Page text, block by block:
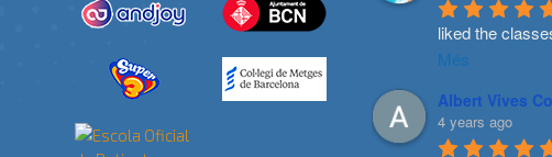
liked the
Més
Albert Vives
4 years ago